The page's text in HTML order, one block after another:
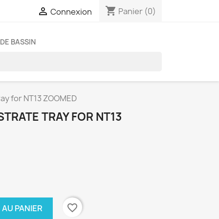
 Connexion shopping_cart Panier (0)
BASSIN
for NT13 ZOOMED
TRAY FOR NT13
PANIER favorite_border